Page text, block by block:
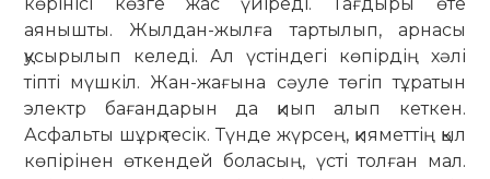
аянышты. Жылдан-жылға тартылып, арнасы
қусырылып келеді. Ал үстіндегі көпірдің хәлі
тіпті мүшкіл. Жан-жағына сәуле төгіп тұратын
электр бағандарын да қиып алып кеткен.
Асфальты шұрқ тесік. Түнде жүрсең, қияметтің қыл
көпірінен өткендей боласың, үсті толған мал.